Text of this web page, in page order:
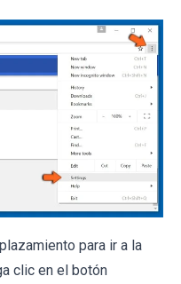
para ir a la
clic en el botón